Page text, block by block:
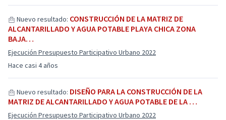
Hace casi 4 años
Nuevo resultado: CONSTRUCCIÓN DE LA MATRIZ DE
ALCANTARILLADO Y AGUA POTABLE PLAYA CHICA ZONA
BAJA…
Ejecución Presupuesto Participativo Urbano 2022
Nuevo resultado: DISEÑO PARA LA CONSTRUCCIÓN DE LA
MATRIZ DE ALCANTARILLADO Y AGUA POTABLE DE LA …
Ejecución Presupuesto Participativo Urbano 2022